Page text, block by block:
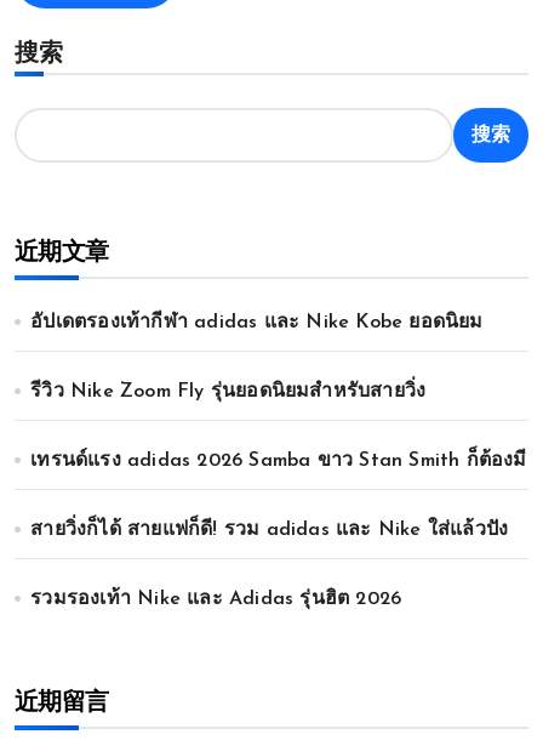
搜索
搜索
近期文章
อัปเดตรองเท้ากีฬา adidas และ Nike Kobe ยอดนิยม
รีวิว Nike Zoom Fly รุ่นยอดนิยมสำหรับสายวิ่ง
เทรนด์แรง adidas 2026 Samba ขาว Stan Smith ก็ต้องมี
สายวิ่งก็ได้ สายแฟก็ดี! รวม adidas และ Nike ใส่แล้วปัง
รวมรองเท้า Nike และ Adidas รุ่นฮิต 2026
近期留言